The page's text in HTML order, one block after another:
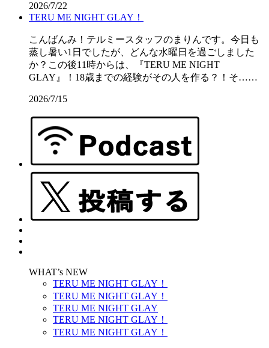
2026/7/22
TERU ME NIGHT GLAY！
こんばんみ！テルミースタッフのまりんです。今日も
蒸し暑い1日でしたが、どんな水曜日を過ごしました
か？この後11時からは、『TERU ME NIGHT
GLAY』！18歳までの経験がその人を作る？！そ……
2026/7/15
WHAT’s NEW
TERU ME NIGHT GLAY！
TERU ME NIGHT GLAY！
TERU ME NIGHT GLAY
TERU ME NIGHT GLAY！
TERU ME NIGHT GLAY！